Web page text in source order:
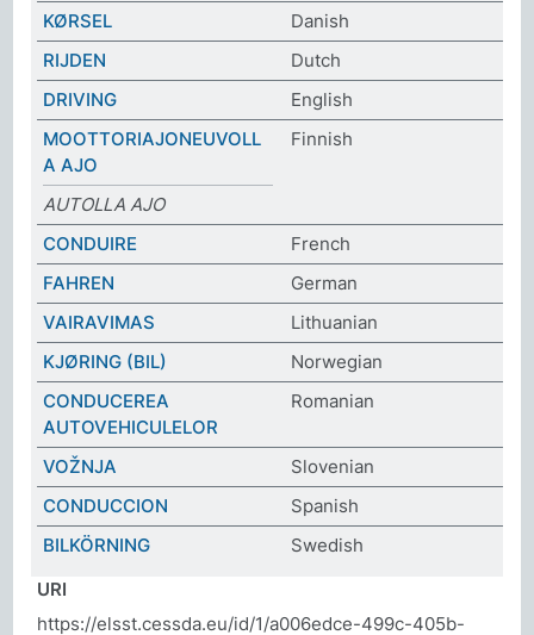
KØRSEL
Danish
RIJDEN
Dutch
DRIVING
English
MOOTTORIAJONEUVOLL
A AJO
Finnish
AUTOLLA AJO
CONDUIRE
French
FAHREN
German
VAIRAVIMAS
Lithuanian
KJØRING (BIL)
Norwegian
CONDUCEREA
AUTOVEHICULELOR
Romanian
VOŽNJA
Slovenian
CONDUCCION
Spanish
BILKÖRNING
Swedish
URI
https://elsst.cessda.eu/id/1/a006edce-499c-405b-